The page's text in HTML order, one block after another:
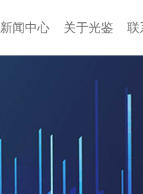
新闻中心 关于光鉴 联